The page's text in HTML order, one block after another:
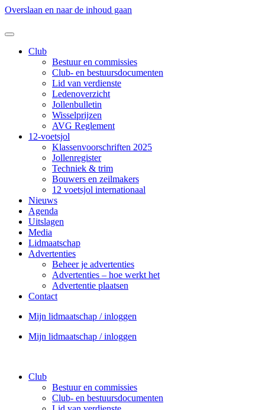
Overslaan en naar de inhoud gaan
Club
Bestuur en commissies
Club- en bestuursdocumenten
Lid van verdienste
Ledenoverzicht
Jollenbulletin
Wisselprijzen
AVG Reglement
12-voetsjol
Klassenvoorschriften 2025
Jollenregister
Techniek & trim
Bouwers en zeilmakers
12 voetsjol internationaal
Nieuws
Agenda
Uitslagen
Media
Lidmaatschap
Advertenties
Beheer je advertenties
Advertenties – hoe werkt het
Advertentie plaatsen
Contact
Mijn lidmaatschap / inloggen
Mijn lidmaatschap / inloggen
Club
Bestuur en commissies
Club- en bestuursdocumenten